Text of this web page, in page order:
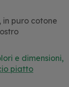
, in puro cotone
e dimensioni,
piatto